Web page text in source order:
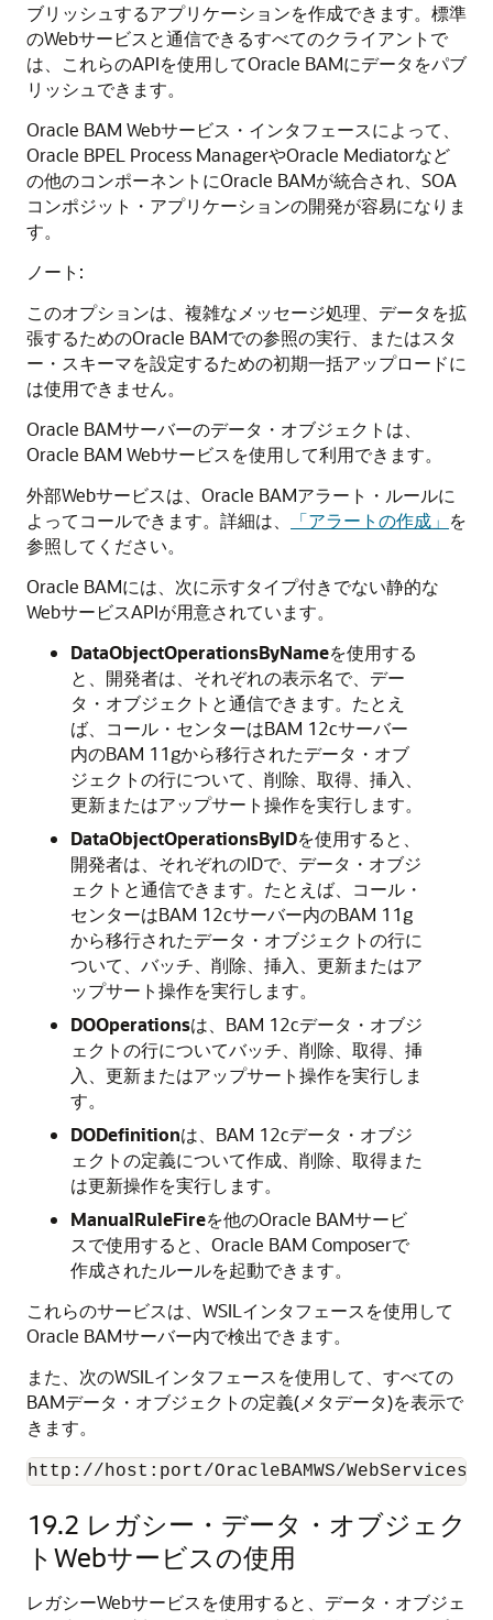
ブリッシュするアプリケーションを作成できます。標準
のWebサービスと通信できるすべてのクライアントで
は、これらのAPIを使用してOracle BAMにデータをパブ
リッシュできます。
Oracle BAM Webサービス・インタフェースによって、
Oracle BPEL Process ManagerやOracle Mediatorなど
の他のコンポーネントにOracle BAMが統合され、SOA
コンポジット・アプリケーションの開発が容易になりま
す。
ノート:
このオプションは、複雑なメッセージ処理、データを拡
張するためのOracle BAMでの参照の実行、またはスタ
ー・スキーマを設定するための初期一括アップロードに
は使用できません。
Oracle BAMサーバーのデータ・オブジェクトは、
Oracle BAM Webサービスを使用して利用できます。
外部Webサービスは、Oracle BAMアラート・ルールに
よってコールできます。詳細は、
「アラートの作成」 を
参照してください。
Oracle BAMには、次に示すタイプ付きでない静的な
WebサービスAPIが用意されています。
DataObjectOperationsByNameを使用する
と、開発者は、それぞれの表示名で、デー
タ・オブジェクトと通信できます。たとえ
ば、コール・センターはBAM 12cサーバー
内のBAM 11gから移行されたデータ・オブ
ジェクトの行について、削除、取得、挿入、
更新またはアップサート操作を実行します。
DataObjectOperationsByIDを使用すると、
開発者は、それぞれのIDで、データ・オブジ
ェクトと通信できます。たとえば、コール・
センターはBAM 12cサーバー内のBAM 11g
から移行されたデータ・オブジェクトの行に
ついて、バッチ、削除、挿入、更新またはア
ップサート操作を実行します。
DOOperationsは、BAM 12cデータ・オブジ
ェクトの行についてバッチ、削除、取得、挿
入、更新またはアップサート操作を実行しま
す。
DODefinitionは、BAM 12cデータ・オブジ
ェクトの定義について作成、削除、取得また
は更新操作を実行します。
ManualRuleFireを他のOracle BAMサービ
スで使用すると、Oracle BAM Composerで
作成されたルールを起動できます。
これらのサービスは、WSILインタフェースを使用して
Oracle BAMサーバー内で検出できます。
また、次のWSILインタフェースを使用して、すべての
BAMデータ・オブジェクトの定義(メタデータ)を表示で
きます。
http://host:port/OracleBAMWS/
19.2 レガシー・データ・オブジェク
トWebサービスの使用
レガシーWebサービスを使用すると、データ・オブジェ